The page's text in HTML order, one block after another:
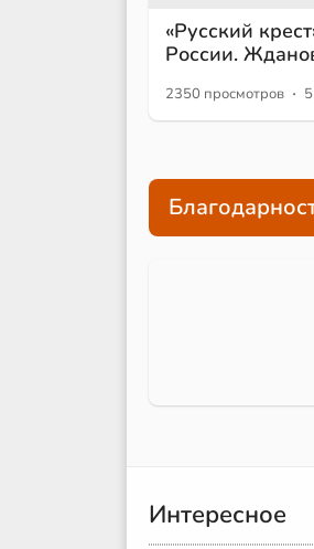
«Русский
России.
2350 просмотров ·
Интересное